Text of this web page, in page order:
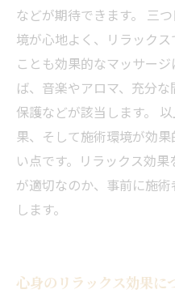
などが期待できます。 三
境が心地よく、リラック
ことも効果的なマッサー
ば、音楽やアロマ、充分
保護などが該当します。
果、そして施術環境が効
い点です。リラックス効
が適切なのか、事前に施
します。
心身のリラックス効果に